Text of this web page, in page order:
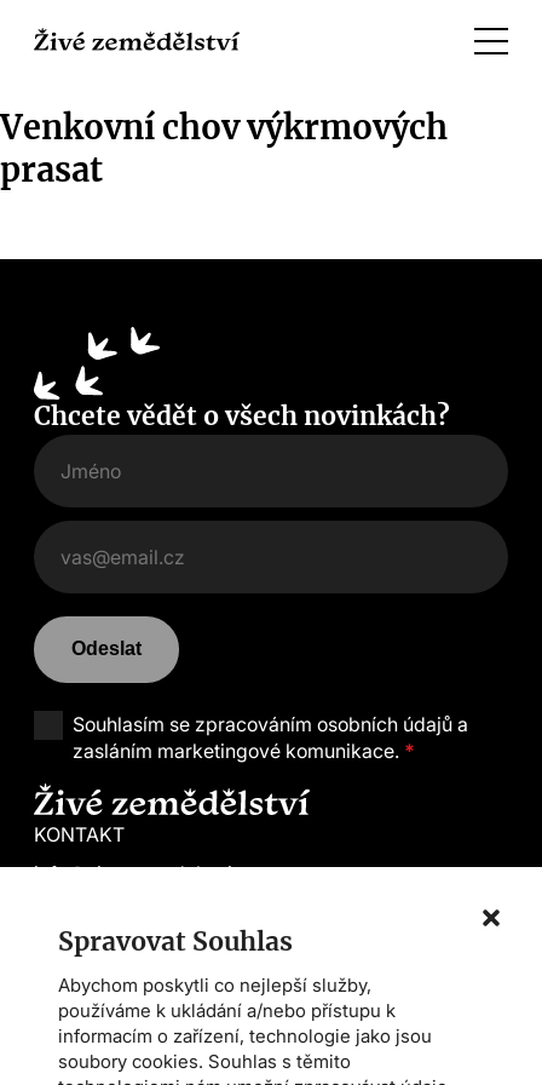
Spravovat Souhlas
Abychom poskytli co nejlepší služby,
používáme k ukládání a/nebo přístupu k
informacím o zařízení, technologie jako jsou
soubory cookies. Souhlas s těmito
Venkovní chov výkrmových
prasat
KONTAKT
info@zivezemedelstvi.cz
Demeter CS
Farmářská škola
Asociace AMPI
Chcete vědět o všech novinkách?
Odeslat
Souhlasím se zpracováním osobních údajů a
zasláním marketingové komunikace. *